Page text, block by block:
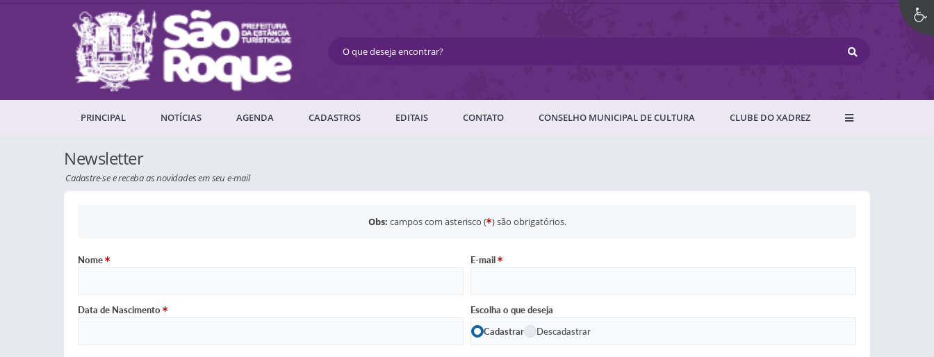
PRINCIPAL NOTÍCIAS AGENDA CADASTROS EDITAIS CONTATO CONSELHO MUNICIPAL DE CULTURA CLUBE DO XADREZ
Newsletter
Cadastre-se e receba as novidades em seu e-mail
Obs: campos com asterisco ( ) são obrigatórios.
Nome E-mail
Data de Nascimento
Escolha o que deseja
Cadastrar
Descadastrar